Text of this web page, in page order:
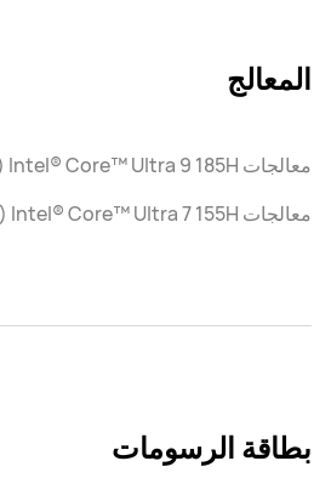
المعالج
معالجات Intel® Core™ Ultra 9 185H (السلسلة 1)
معالجات Intel® Core™ Ultra 7 155H (السلسلة 1)
بطاقة الرسومات